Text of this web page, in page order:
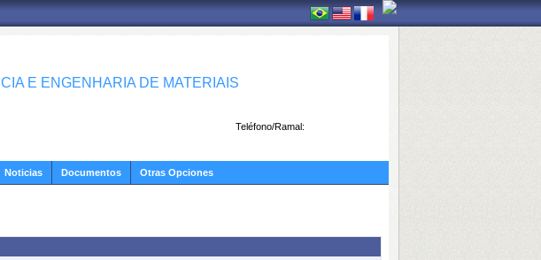
E ENGENHARIA DE MATERIAIS
Teléfono/Ramal:
Noticias Documentos Otras Opciones